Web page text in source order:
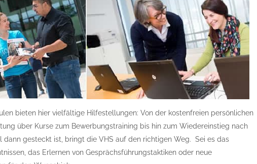
bieten hier vielfältige Hilfestellungen: Von der kostenfreien persönlichen
über Kurse zum Bewerbungstraining bis hin zum Wiedereinstieg nach
dann gesteckt ist, bringt die VHS auf den richtigen Weg. Sei es das
das Erlernen von Gesprächsführungstaktiken oder neue